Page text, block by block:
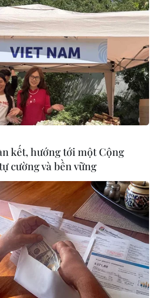
có dông. Gió nhẹ. Trong cơn
xảy ra tố lốc và gió giật mạnh.
Nhiệt độ thấp nhất từ 22-25 độ
33 độ C./.
(TTXVN/Vietnam+)
dông #Dự báo thời tiết
#Gió giật
rào #Độ ẩm
#Mưa rào
kết, hướng tới một Cộng
cường và bền vững